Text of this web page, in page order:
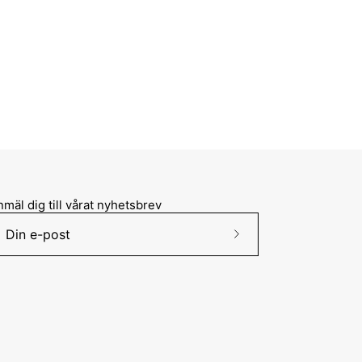
dig till vårat nyhetsbrev
Prenumerera